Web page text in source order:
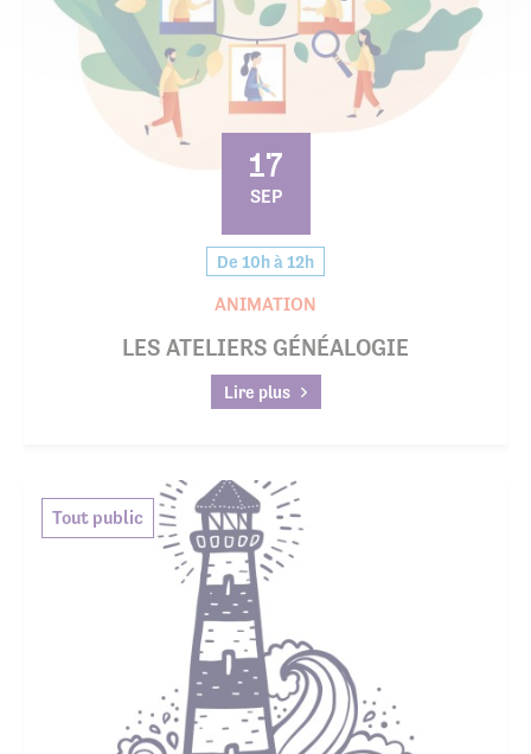
17
SEP
De 10h à 12h
ANIMATION
LES ATELIERS GÉNÉALOGIE
Lire plus
Tout public